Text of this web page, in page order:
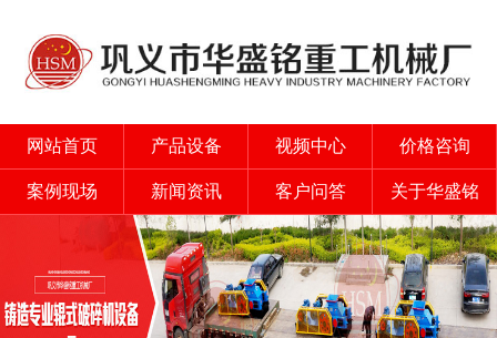
网站首页 产品设备 视频中心 价格咨询
案例现场 新闻资讯 客户问答 关于华盛铭